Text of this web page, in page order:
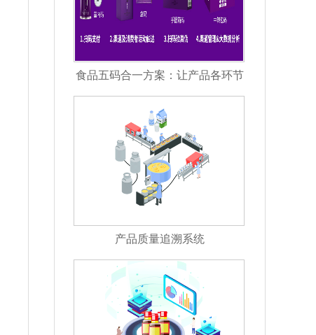
食品五码合一方案：让产品各环节
信息彼此关联
产品质量追溯系统